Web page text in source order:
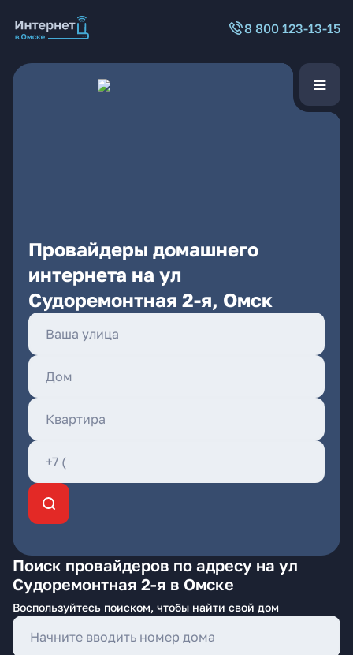
8 800 123-13-15
Провайдеры домашнего
интернета на ул
Судоремонтная 2-я, Омск
Поиск провайдеров по адресу на ул
Судоремонтная 2-я в Омске
Воспользуйтесь поиском, чтобы найти свой дом